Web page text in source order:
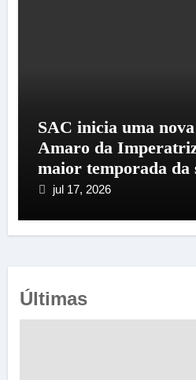
SAC inicia uma
Amaro da
maior temporada da
jul 17, 2026
Últimas